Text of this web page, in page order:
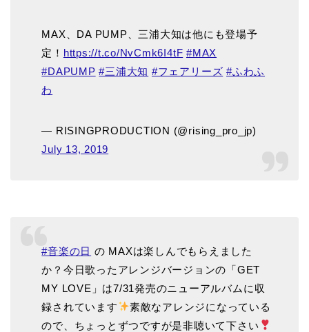
MAX、DA PUMP、三浦大知は他にも登場予
定！ https://t.co/NvCmk6I4tF #MAX
#DAPUMP #三浦大知 #フェアリーズ #ふわふ
わ
— RISINGPRODUCTION (@rising_pro_jp)
July 13, 2019
#音楽の日 の MAXは楽しんでもらえました
か？今日歌ったアレンジバージョンの「GET
MY LOVE」は7/31発売のニューアルバムに収
録されています
素敵なアレンジになっている
ので、ちょっとずつですが是非聴いて下さい